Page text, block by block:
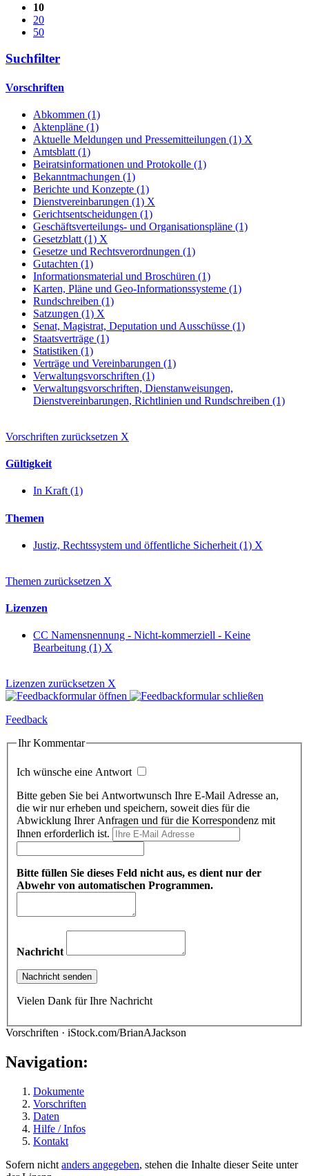
10
20
50
Suchfilter
Vorschriften
Abkommen (1)
Aktenpläne (1)
Aktuelle Meldungen und Pressemitteilungen (1) X
Amtsblatt (1)
Beiratsinformationen und Protokolle (1)
Bekanntmachungen (1)
Berichte und Konzepte (1)
Dienstvereinbarungen (1) X
Gerichtsentscheidungen (1)
Geschäftsverteilungs- und Organisationspläne (1)
Gesetzblatt (1) X
Gesetze und Rechtsverordnungen (1)
Gutachten (1)
Informationsmaterial und Broschüren (1)
Karten, Pläne und Geo-Informationssysteme (1)
Rundschreiben (1)
Satzungen (1) X
Senat, Magistrat, Deputation und Ausschüsse (1)
Staatsverträge (1)
Statistiken (1)
Verträge und Vereinbarungen (1)
Verwaltungsvorschriften (1)
Verwaltungsvorschriften, Dienstanweisungen,
Dienstvereinbarungen, Richtlinien und Rundschreiben (1)
Vorschriften zurücksetzen X
Gültigkeit
In Kraft (1)
Themen
Justiz, Rechtssystem und öffentliche Sicherheit (1) X
Themen zurücksetzen X
Lizenzen
CC Namensnennung - Nicht-kommerziell - Keine
Bearbeitung (1) X
Lizenzen zurücksetzen X
Feedback
Ihr Kommentar
Ich wünsche eine Antwort
Bitte geben Sie bei Antwortwunsch Ihre E-Mail Adresse an,
die wir nur erheben und speichern, soweit dies für die
Abwicklung Ihrer Anfragen und für die Korrespondenz mit
Ihnen erforderlich ist.
Bitte füllen Sie dieses Feld nicht aus, es dient nur der
Abwehr von automatischen Programmen.
Nachricht
Vielen Dank für Ihre Nachricht
Vorschriften · iStock.com/BrianAJackson
Navigation:
Dokumente
Vorschriften
Daten
Hilfe / Infos
Kontakt
Sofern nicht anders angegeben, stehen die Inhalte dieser Seite unter